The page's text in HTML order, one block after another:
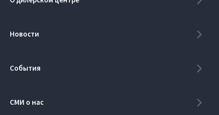
Новости
События
СМИ о нас